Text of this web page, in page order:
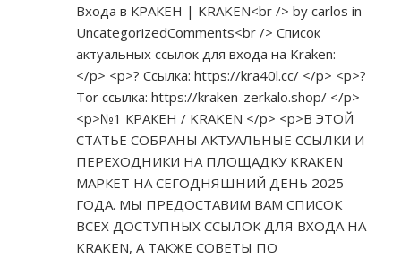
Входа в КРАКЕН | KRAKEN<br /> by carlos in
UncategorizedComments<br /> Список
актуальных ссылок для входа на Kraken:
</p> <p>? Ссылка: https://kra40l.cc/ </p> <p>?
Tor ссылка: https://kraken-zerkalo.shop/ </p>
<p>№1 КРАКЕН / KRAKEN </p> <p>В ЭТОЙ
СТАТЬЕ СОБРАНЫ АКТУАЛЬНЫЕ ССЫЛКИ И
ПЕРЕХОДНИКИ НА ПЛОЩАДКУ KRAKEN
МАРКЕТ НА СЕГОДНЯШНИЙ ДЕНЬ 2025
ГОДА. МЫ ПРЕДОСТАВИМ ВАМ СПИСОК
ВСЕХ ДОСТУПНЫХ ССЫЛОК ДЛЯ ВХОДА НА
KRAKEN, А ТАКЖЕ СОВЕТЫ ПО